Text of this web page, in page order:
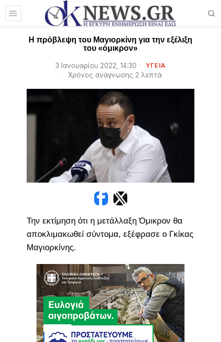
Η πρόβλεψη του Μαγιορκίνη για την εξέλιξη
του «όμικρον»
3 Ιανουαρίου 2022, 14:30 ΥΓΕΙΑ
Χρόνος ανάγνωσης 2 λεπτά
Την εκτίμηση ότι η μετάλλαξη Όμικρον θα
αποκλιμακωθεί σύντομα, εξέφρασε ο Γκίκας
Μαγιορκίνης.